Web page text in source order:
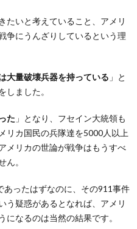
たいと考えていること、アメリ
争にうんざりしているという理
大量破壊兵器を持っている 」と
しました。
た 」となり、フセイン大統領も
リカ国民の兵隊達を5000人以上
メリカの世論が戦争はもうすべ
ん。
ったはずなのに、その911事件
う疑惑があるとなれば、アメリ
なるのは当然の結果です。